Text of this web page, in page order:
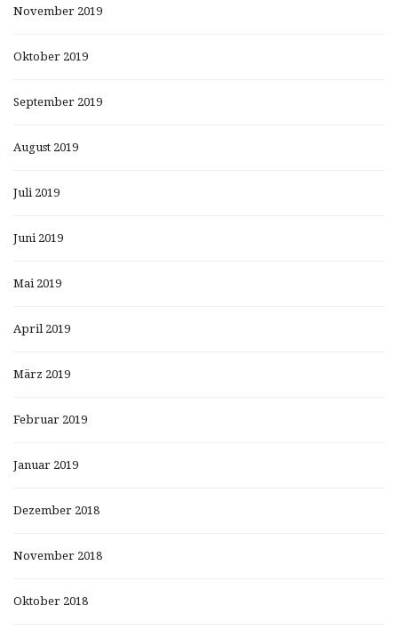
November 2019
Oktober 2019
September 2019
August 2019
Juli 2019
Juni 2019
Mai 2019
April 2019
März 2019
Februar 2019
Januar 2019
Dezember 2018
November 2018
Oktober 2018